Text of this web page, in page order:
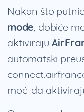
Nakon što
mode, dobiće
aktiviraju
automatski
moći da